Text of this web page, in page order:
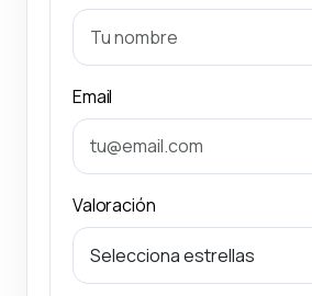
Email
Valoración